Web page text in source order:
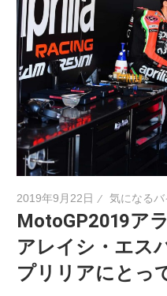
2019年9月22日 気になる
MotoGP2019ア
アレイシ・エス
プリリアにとっ